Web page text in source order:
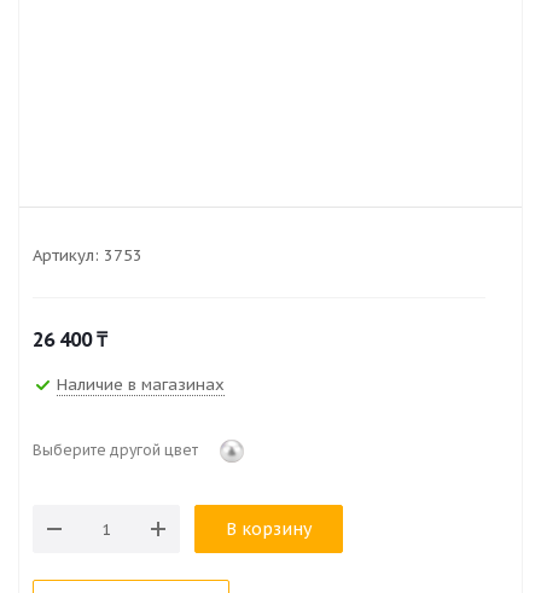
Артикул: 3753
26 400₸
Наличие в магазинах
Выберите другой цвет
В корзину